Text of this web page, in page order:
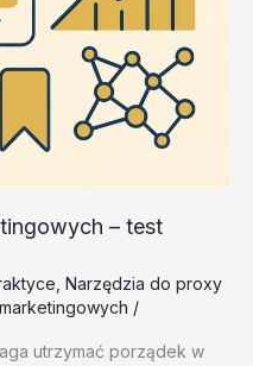
– test
Narzędzia do proxy
/
utrzymać porządek w